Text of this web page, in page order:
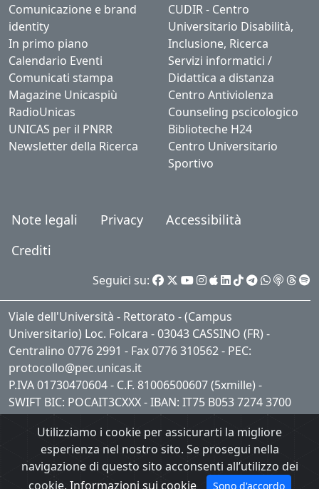
Utilizziamo i cookie per assicurarti la migliore
esperienza nel nostro sito. Se prosegui nella
navigazione di questo sito acconsenti all’utilizzo dei
cookie. Informazioni sui cookie Sono d'accordo
Comunicazione e brand
identity
In primo piano
Calendario Eventi
Comunicati stampa
Magazine Unicaspiù
RadioUnicas
UNICAS per il PNRR
Newsletter della Ricerca
CUDIR - Centro
Universitario Disabilità,
Inclusione, Ricerca
Servizi informatici /
Didattica a distanza
Centro Antiviolenza
Counseling pscicologico
Biblioteche H24
Centro Universitario
Sportivo
Note legali Privacy
Accessibilità
Crediti
Seguici su:
Viale dell'Università - Rettorato - (Campus
Universitario) Loc. Folcara - 03043 CASSINO (FR) -
Centralino 0776 2991 - Fax 0776 310562 - PEC:
protocollo@pec.unicas.it
P.IVA 01730470604 - C.F. 81006500607 (5xmille) -
SWIFT BIC: POCAIT3CXXX - IBAN: IT75 B053 7274 3700
0001 0409 621